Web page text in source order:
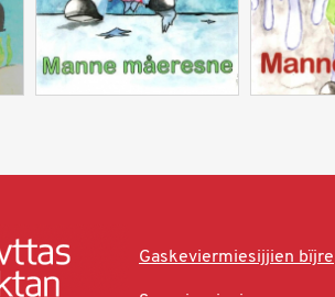
Gaskeviermiesijjien bïjre